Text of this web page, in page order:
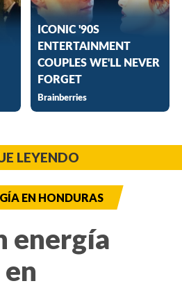
LEYENDO
EN HONDURAS
energía